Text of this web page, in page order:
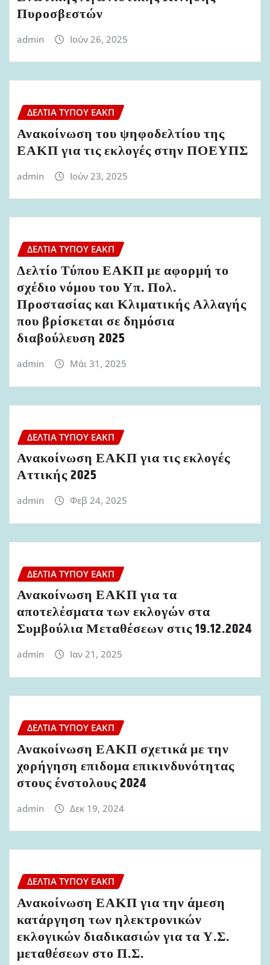
Πυροσβεστών
admin Ιούν 26, 2025
ΔΕΛΤΊΑ ΤΎΠΟΥ ΕΑΚΠ
Ανακοίνωση του ψηφοδελτίου της
ΕΑΚΠ για τις εκλογές στην ΠΟΕΥΠΣ
admin Ιούν 23, 2025
ΔΕΛΤΊΑ ΤΎΠΟΥ ΕΑΚΠ
Δελτίο Τύπου ΕΑΚΠ με αφορμή το
σχέδιο νόμου του Υπ. Πολ.
Προστασίας και Κλιματικής Αλλαγής
που βρίσκεται σε δημόσια
διαβούλευση 2025
admin Μάι 31, 2025
ΔΕΛΤΊΑ ΤΎΠΟΥ ΕΑΚΠ
Ανακοίνωση ΕΑΚΠ για τις εκλογές
Αττικής 2025
admin Φεβ 24, 2025
ΔΕΛΤΊΑ ΤΎΠΟΥ ΕΑΚΠ
Ανακοίνωση ΕΑΚΠ για τα
αποτελέσματα των εκλογών στα
Συμβούλια Μεταθέσεων στις 19.12.2024
admin Ιαν 21, 2025
ΔΕΛΤΊΑ ΤΎΠΟΥ ΕΑΚΠ
Ανακοίνωση ΕΑΚΠ σχετικά με την
χορήγηση επιδομα επικινδυνότητας
στους ένστολους 2024
admin Δεκ 19, 2024
ΔΕΛΤΊΑ ΤΎΠΟΥ ΕΑΚΠ
Ανακοίνωση ΕΑΚΠ για την άμεση
κατάργηση των ηλεκτρονικών
εκλογικών διαδικασιών για τα Υ.Σ.
μεταθέσεων στο Π.Σ.